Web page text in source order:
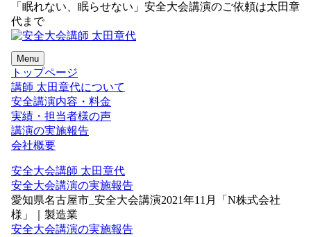
「眠れない、眠らせない」安全大会講演のご依頼は太田章
代まで
Menu
トップページ
講師 太田章代について
安全講演内容・料金
実績・担当者様の声
講演の実施報告
会社概要
安全大会講師 太田章代
安全大会講演の実施報告
愛知県名古屋市_安全大会講演2021年11月「N株式会社
様」｜製造業
安全大会講演の実施報告